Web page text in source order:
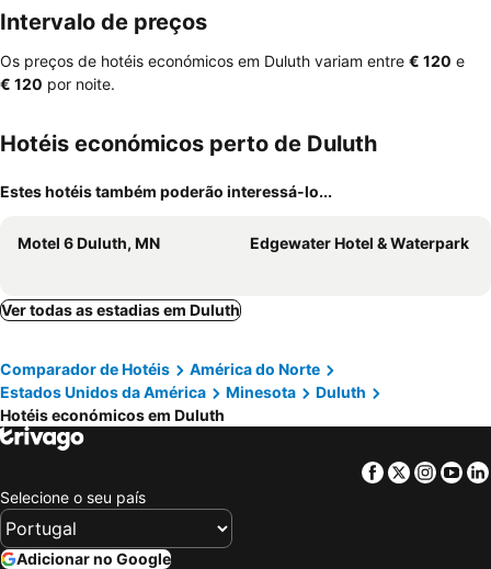
Intervalo de preços
Os preços de hotéis económicos em Duluth variam entre ‎€ 120 e
‎€ 120 por noite.
Hotéis económicos perto de Duluth
Estes hotéis também poderão interessá-lo...
Motel 6 Duluth, MN Edgewater Hotel & Waterpark
Ver todas as estadias em Duluth
Comparador de Hotéis
América do Norte
Estados Unidos da América
Minesota
Duluth
Hotéis económicos em Duluth
Facebook
Twitter
Selecione o seu país
Adicionar no Google